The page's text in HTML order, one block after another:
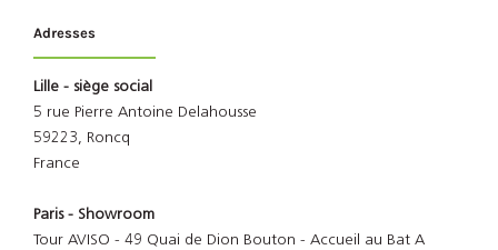
Adresses
Lille - siège social
5 rue Pierre Antoine Delahousse
59223, Roncq
France
Paris - Showroom
Tour AVISO - 49 Quai de Dion Bouton - Accueil au Bat A